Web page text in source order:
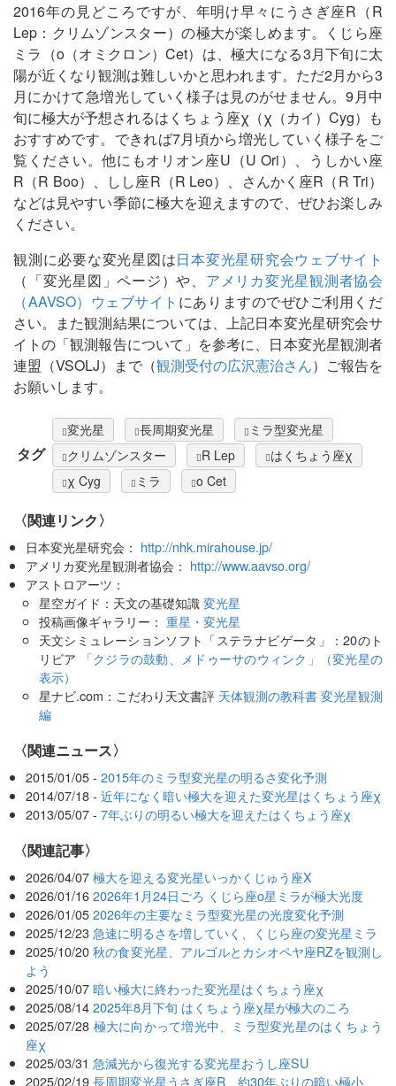
2016年の見どころですが、年明け早々にうさぎ座R（R
Lep：クリムゾンスター）の極大が楽しめます。くじら座
ミラ（ο（オミクロン）Cet）は、極大になる3月下旬に太
陽が近くなり観測は難しいかと思われます。ただ2月から3
月にかけて急増光していく様子は見のがせません。9月中
旬に極大が予想されるはくちょう座χ（χ（カイ）Cyg）も
おすすめです。できれば7月頃から増光していく様子をご
覧ください。他にもオリオン座U（U Ori）、うしかい座
R（R Boo）、しし座R（R Leo）、さんかく座R（R Tri）
などは見やすい季節に極大を迎えますので、ぜひお楽しみ
ください。
観測に必要な変光星図は日本変光星研究会ウェブサイト
（「変光星図」ページ）や、 アメリカ変光星観測者協会
（AAVSO）ウェブサイト にありますのでぜひご利用くだ
さい。また観測結果については、上記日本変光星研究会サ
イトの「観測報告について」を参考に、日本変光星観測者
連盟（VSOLJ）まで（観測受付の広沢憲治さん）ご報告を
お願いします。
タグ
変光星 長周期変光星
ミラ型変光星
クリムゾンスター
R Lep
はくちょう座χ
χ Cyg
ミラ ο Cet
〈関連リンク〉
日本変光星研究会： http://nhk.mirahouse.jp/
アメリカ変光星観測者協会： http://www.aavso.org/
アストロアーツ：
星空ガイド：天文の基礎知識変光星
投稿画像ギャラリー： 重星・変光星
天文シミュレーションソフト「ステラナビゲータ」：20のト
リビア
「クジラの鼓動、メドゥーサのウィンク」（変光星の
表示）
星ナビ.com：こだわり天文書評 天体観測の教科書 変光星観測
編
〈関連ニュース〉
2015/01/05 -2015年のミラ型変光星の明るさ変化予測
2014/07/18 -近年になく暗い極大を迎えた変光星はくちょう座χ
2013/05/07 -7年ぶりの明るい極大を迎えたはくちょう座χ
関連記事
2026/04/07 極大を迎える変光星いっかくじゅう座X
2026/01/16 2026年1月24日ごろ くじら座ο星ミラが極大光度
2026/01/05 2026年の主要なミラ型変光星の光度変化予測
2025/12/23 急速に明るさを増していく、くじら座の変光星ミラ
2025/10/20 秋の食変光星、アルゴルとカシオペヤ座RZを観測し
よう
2025/10/07 暗い極大に終わった変光星はくちょう座χ
2025/08/14 2025年8月下旬 はくちょう座χ星が極大のころ
2025/07/28 極大に向かって増光中、ミラ型変光星のはくちょう
座χ
2025/03/31 急減光から復光する変光星おうし座SU
2025/02/19 長周期変光星うさぎ座R、約30年ぶりの暗い極小